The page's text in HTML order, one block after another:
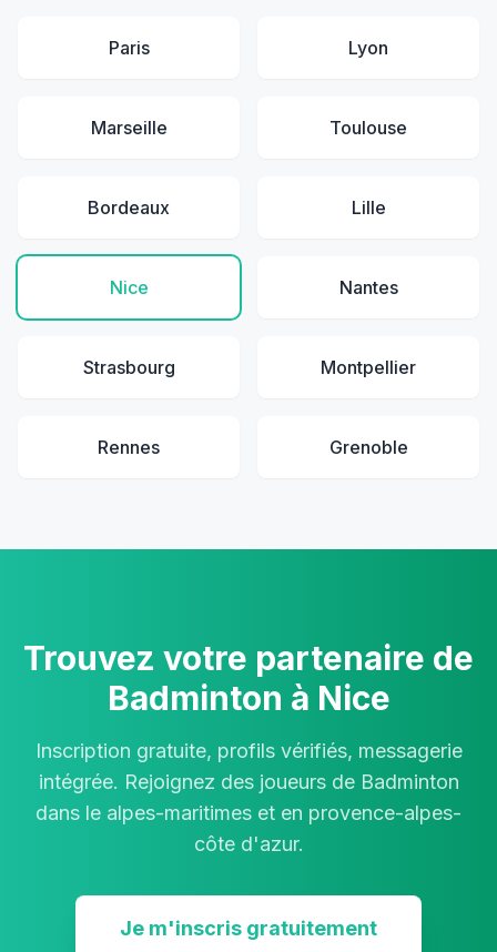
Paris Lyon
Marseille Toulouse
Bordeaux Lille
Nice Nantes
Strasbourg Montpellier
Rennes Grenoble
Trouvez votre partenaire de
Badminton à Nice
Inscription gratuite, profils vérifiés, messagerie
intégrée. Rejoignez des joueurs de Badminton
dans le alpes-maritimes et en provence-alpes-
côte d'azur.
Je m'inscris gratuitement